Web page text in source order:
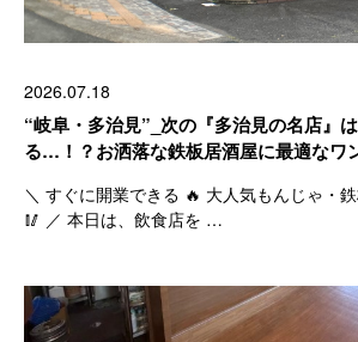
2026.07.18
“岐阜・多治見”_次の『多治見の名店』
る…！？お洒落な鉄板居酒屋に最適なワ
＼ すぐに開業できる 🔥 大人気もんじゃ・
🥢 ／ 本日は、飲食店を …